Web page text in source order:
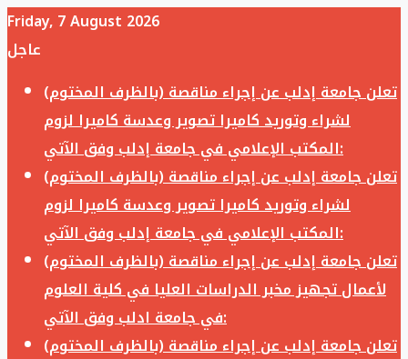
Friday, 7 August 2026
عاجل
تعلن جامعة إدلب عن إجراء مناقصة (بالظرف المختوم)
لشراء وتوريد كاميرا تصوير وعدسة كاميرا لزوم
المكتب الإعلامي في جامعة إدلب وفق الآتي:
تعلن جامعة إدلب عن إجراء مناقصة (بالظرف المختوم)
لشراء وتوريد كاميرا تصوير وعدسة كاميرا لزوم
المكتب الإعلامي في جامعة إدلب وفق الآتي:
تعلن جامعة إدلب عن إجراء مناقصة (بالظرف المختوم)
لأعمال تجهيز مخبر الدراسات العليا في كلية العلوم
في جامعة ادلب وفق الآتي:
تعلن جامعة إدلب عن إجراء مناقصة (بالظرف المختوم)